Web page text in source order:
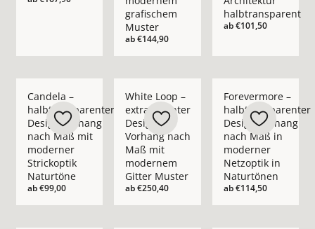
grafischem
Muster
ab€144,90
halbtransparent
ab€101,50
Candela –
halbtransparenter
Design Vorhang
nach Maß mit
moderner
Strickoptik
Naturtöne
ab€99,00
White Loop –
extravaganter
Design-
Vorhang nach
Maß mit
modernem
Gitter Muster
ab€250,40
Forevermore –
halbtransparenter
Design Vorhang
nach Maß in
moderner
Netzoptik in
Naturtönen
ab€114,50